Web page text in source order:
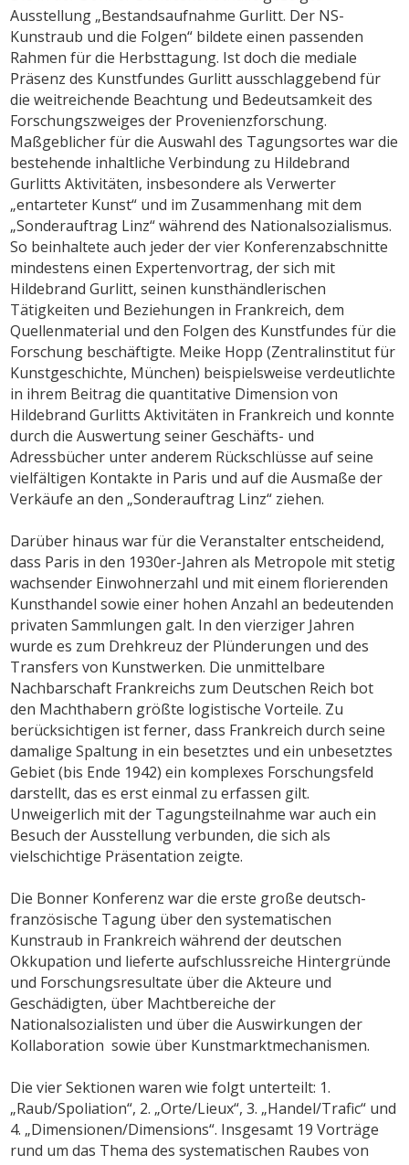
Ausstellung „Bestandsaufnahme Gurlitt. Der NS-
Kunstraub und die Folgen“ bildete einen passenden
Rahmen für die Herbsttagung. Ist doch die mediale
Präsenz des Kunstfundes Gurlitt ausschlaggebend für
die weitreichende Beachtung und Bedeutsamkeit des
Forschungszweiges der Provenienzforschung.
Maßgeblicher für die Auswahl des Tagungsortes war die
bestehende inhaltliche Verbindung zu Hildebrand
Gurlitts Aktivitäten, insbesondere als Verwerter
„entarteter Kunst“ und im Zusammenhang mit dem
„Sonderauftrag Linz“ während des Nationalsozialismus.
So beinhaltete auch jeder der vier Konferenzabschnitte
mindestens einen Expertenvortrag, der sich mit
Hildebrand Gurlitt, seinen kunsthändlerischen
Tätigkeiten und Beziehungen in Frankreich, dem
Quellenmaterial und den Folgen des Kunstfundes für die
Forschung beschäftigte. Meike Hopp (Zentralinstitut für
Kunstgeschichte, München) beispielsweise verdeutlichte
in ihrem Beitrag die quantitative Dimension von
Hildebrand Gurlitts Aktivitäten in Frankreich und konnte
durch die Auswertung seiner Geschäfts- und
Adressbücher unter anderem Rückschlüsse auf seine
vielfältigen Kontakte in Paris und auf die Ausmaße der
Verkäufe an den „Sonderauftrag Linz“ ziehen.
Darüber hinaus war für die Veranstalter entscheidend,
dass Paris in den 1930er-Jahren als Metropole mit stetig
wachsender Einwohnerzahl und mit einem florierenden
Kunsthandel sowie einer hohen Anzahl an bedeutenden
privaten Sammlungen galt. In den vierziger Jahren
wurde es zum Drehkreuz der Plünderungen und des
Transfers von Kunstwerken. Die unmittelbare
Nachbarschaft Frankreichs zum Deutschen Reich bot
den Machthabern größte logistische Vorteile. Zu
berücksichtigen ist ferner, dass Frankreich durch seine
damalige Spaltung in ein besetztes und ein unbesetztes
Gebiet (bis Ende 1942) ein komplexes Forschungsfeld
darstellt, das es erst einmal zu erfassen gilt.
Unweigerlich mit der Tagungsteilnahme war auch ein
Besuch der Ausstellung verbunden, die sich als
vielschichtige Präsentation zeigte.
Die Bonner Konferenz war die erste große deutsch-
französische Tagung über den systematischen
Kunstraub in Frankreich während der deutschen
Okkupation und lieferte aufschlussreiche Hintergründe
und Forschungsresultate über die Akteure und
Geschädigten, über Machtbereiche der
Nationalsozialisten und über die Auswirkungen der
Kollaboration sowie über Kunstmarktmechanismen.
Die vier Sektionen waren wie folgt unterteilt: 1.
„Raub/Spoliation“, 2. „Orte/Lieux“, 3. „Handel/Trafic“ und
4. „Dimensionen/Dimensions“. Insgesamt 19 Vorträge
rund um das Thema des systematischen Raubes von